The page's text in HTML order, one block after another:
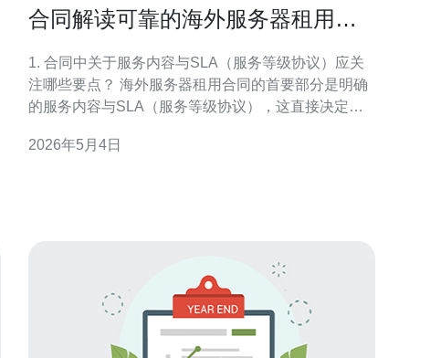
合同解读可靠的海外服务器租用常
1. 合同中关于服务内容与SLA（服务等级协议）应关
注哪些要点？ 海外服务器租用合同的首要部分是明确
的服务内容与SLA（服务等级协议），这直接决定运
（Uptime）的量化要求（如99.9%）、故障恢复时间
2026年5月4日